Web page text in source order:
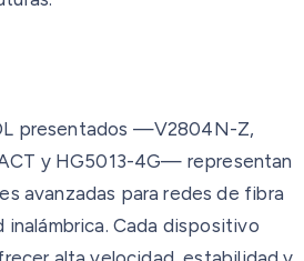
presentados —V2804N-Z,
y HG5013-4G— representan
avanzadas para redes de fibra
Cada dispositivo